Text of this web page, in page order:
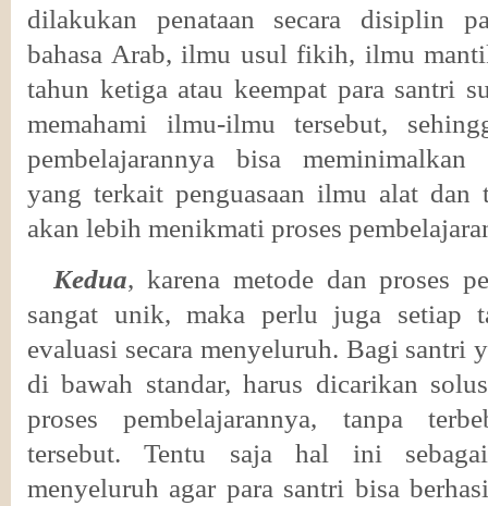
dilakukan penataan secara disiplin
bahasa Arab, ilmu usul fikih, ilmu
tahun ketiga atau keempat para santri
memahami ilmu-ilmu tersebut,
pembelajarannya bisa meminimalkan
yang terkait penguasaan ilmu alat dan
akan lebih menikmati proses
Kedua, karena metode dan proses
sangat unik, maka perlu juga setiap
evaluasi secara menyeluruh. Bagi santri
di bawah standar, harus dicarikan
proses pembelajarannya, tanpa
tersebut.Tentu saja hal ini
menyeluruh agar para santri bisa